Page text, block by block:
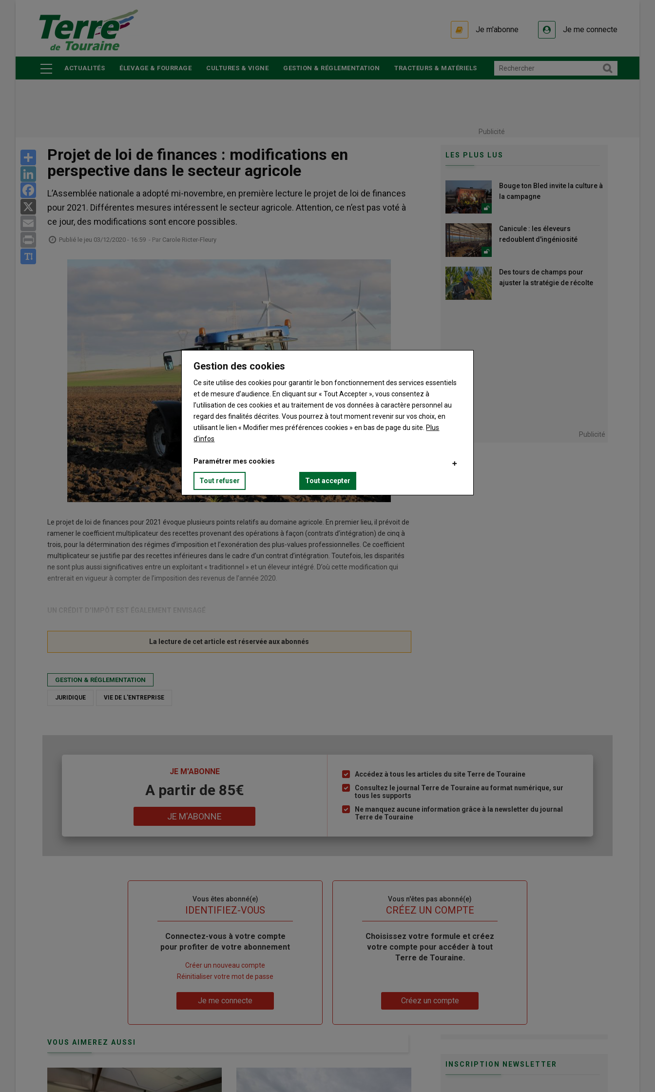
principal
Je m'abonne Je me connecte
ACTUALITÉS ÉLEVAGE & FOURRAGE CULTURES & VIGNE GESTION & RÉGLEMENTATION TRACTEURS & MATÉRIELS
Publicité
Share
LinkedIn
Facebook
Email
Print
Projet de loi de finances : modifications en
perspective dans le secteur agricole
L’Assemblée nationale a adopté mi-novembre, en première lecture le projet de loi de finances
pour 2021. Différentes mesures intéressent le secteur agricole. Attention, ce n’est pas voté à
ce jour, des modifications sont encore possibles.
Publié le jeu 03/12/2020 - 16:59 - Par Carole Ricter-Fleury
Le projet de loi de finances pour 2021 évoque plusieurs points relatifs au domaine agricole. En premier lieu, il prévoit de
ramener le coefficient multiplicateur des recettes provenant des opérations à façon (contrats d’intégration) de cinq à
trois, pour la détermination des régimes d’imposition et l’exonération des plus-values professionnelles. Ce coefficient
multiplicateur se justifie par des recettes inférieures dans le cadre d’un contrat d’intégration. Toutefois, les disparités
ne sont plus aussi significatives entre un exploitant « traditionnel » et un éleveur intégré. D’où cette modification qui
entrerait en vigueur à compter de l’imposition des revenus de l’année 2020.
UN CRÉDIT D’IMPÔT EST ÉGALEMENT ENVISAGÉ
GESTION & RÉGLEMENTATION
JURIDIQUE VIE DE L'ENTREPRISE
LES PLUS LUS
Bouge ton Bled invite la culture à
la campagne
Canicule : les éleveurs
redoublent d'ingéniosité
Des tours de champs pour
ajuster la stratégie de récolte
Publicité
JE M'ABONNE
A partir de 85€
JE M'ABONNE
Liste
à
puce
Accédez à tous les articles du site Terre de Touraine
Consultez le journal Terre de Touraine au format numérique, sur
tous les supports
Ne manquez aucune information grâce à la newsletter du journal
Terre de Touraine
Vous êtes abonné(e)
IDENTIFIEZ-VOUS
Body
Connectez-vous à votre compte
pour profiter de votre abonnement
compte"
Créer un nouveau compte
Réinitialiser votre mot de passe
Je me connecte
Vous n'êtes pas abonné(e)
TITRECRÉEZ UN COMPTE
Body
Choisissez votre formule et créez
votre compte pour accéder à tout
Terre de Touraine.
Créez un compte
VOUS AIMEREZ AUSSI
INSCRIPTION NEWSLETTER
Gestion des cookies
Ce site utilise des cookies pour garantir le bon fonctionnement des services essentiels
et de mesure d’audience. En cliquant sur « Tout Accepter », vous consentez à
l’utilisation de ces cookies et au traitement de vos données à caractère personnel au
regard des finalités décrites. Vous pourrez à tout moment revenir sur vos choix, en
utilisant le lien « Modifier mes préférences cookies » en bas de page du site. Plus
d'infos
Paramétrer mes cookies
Tout refuser Tout accepter